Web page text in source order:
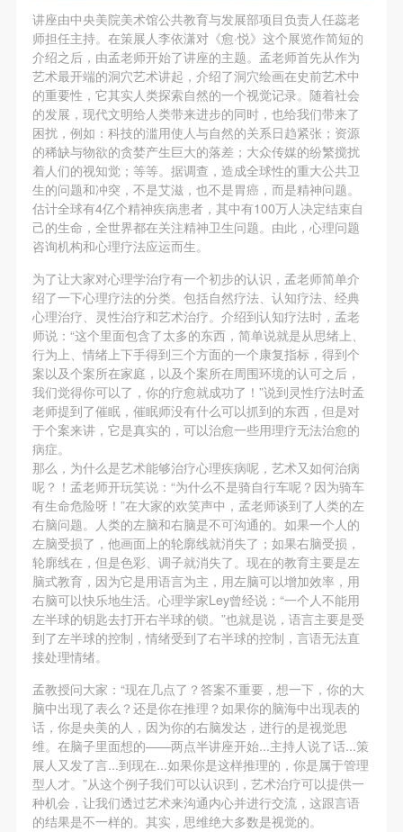
讲座由中央美院美术馆公共教育与发展部项目负责人任蕊老
师担任主持。在策展人李依潇对《愈·悦》这个展览作简短的
介绍之后，由孟老师开始了讲座的主题。孟老师首先从作为
艺术最开端的洞穴艺术讲起，介绍了洞穴绘画在史前艺术中
的重要性，它其实人类探索自然的一个视觉记录。随着社会
的发展，现代文明给人类带来进步的同时，也给我们带来了
困扰，例如：科技的滥用使人与自然的关系日趋紧张；资源
的稀缺与物欲的贪婪产生巨大的落差；大众传媒的纷繁搅扰
着人们的视知觉；等等。据调查，造成全球性的重大公共卫
生的问题和冲突，不是艾滋，也不是胃癌，而是精神问题。
估计全球有4亿个精神疾病患者，其中有100万人决定结束自
己的生命，全世界都在关注精神卫生问题。由此，心理问题
咨询机构和心理疗法应运而生。
为了让大家对心理学治疗有一个初步的认识，孟老师简单介
绍了一下心理疗法的分类。包括自然疗法、认知疗法、经典
心理治疗、灵性治疗和艺术治疗。介绍到认知疗法时，孟老
师说：“这个里面包含了太多的东西，简单说就是从思绪上、
行为上、情绪上下手得到三个方面的一个康复指标，得到个
案以及个案所在家庭，以及个案所在周围环境的认可之后，
我们觉得你可以了，你的疗愈就成功了！”说到灵性疗法时孟
老师提到了催眠，催眠师没有什么可以抓到的东西，但是对
于个案来讲，它是真实的，可以治愈一些用理疗无法治愈的
病症。
那么，为什么是艺术能够治疗心理疾病呢，艺术又如何治病
呢？！孟老师开玩笑说：“为什么不是骑自行车呢？因为骑车
有生命危险呀！”在大家的欢笑声中，孟老师谈到了人类的左
右脑问题。人类的左脑和右脑是不可沟通的。如果一个人的
左脑受损了，他画面上的轮廓线就消失了；如果右脑受损，
轮廓线在，但是色彩、调子就消失了。现在的教育主要是左
脑式教育，因为它是用语言为主，用左脑可以增加效率，用
右脑可以快乐地生活。心理学家Ley曾经说：“一个人不能用
左半球的钥匙去打开右半球的锁。”也就是说，语言主要是受
到了左半球的控制，情绪受到了右半球的控制，言语无法直
接处理情绪。
孟教授问大家：“现在几点了？答案不重要，想一下，你的大
脑中出现了表么？还是你在推理？如果你的脑海中出现表的
话，你是央美的人，因为你的右脑发达，进行的是视觉思
维。在脑子里面想的——两点半讲座开始...主持人说了话...策
展人又发了言...到现在...如果你是这样推理的，你是属于管理
型人才。”从这个例子我们可以认识到，艺术治疗可以提供一
种机会，让我们透过艺术来沟通内心并进行交流，这跟言语
的结果是不一样的。其实，思维绝大多数是视觉的。
的人身安全不负有民事及相关连带责任。
第五条
参加活动者在此次活动期间应主动遵守美术馆活动秩
序、维护美术馆场地及展示、展览、馆藏艺术作品及
衍生品的安全。活动中一旦因个人原因造成美术馆场
地、空间、艺术品、衍生品等受到不同程度的损失、
破坏。活动中任何非事故当事人及美术馆将不承担相
应的责任与损失，应由参与活动者根据相应的法律条
文、组织规定进行协商和赔偿。并追究相应的法律责
任和经济责任。
参与活动者在参与活动时应当在美术馆工作人员及活
动导师、教师指导下进行，并正确的使用活动中所涉
及到的绘画工具、创作材料及配套设备、设施，若参
与者因个人原因在使用相应绘画工具、创作材料及配
套设备、设施造成个人受伤、伤害他人及造成相应工
具、材料、设备或设施的故障或损坏。参与活动者应
当承当相应的全部责任，并主动赔偿相应的经济损
失。活动中任何非事故当事人及美术馆将不承担人身
事故的任何责任。
中央美术学院美术馆肖像权许可使用协议
根据《中华人民共和国广告法》、《中华人民共和国
民法通则》以及 最高人民法院关于贯彻执行 《中华
人民共和国民法通则》若干问题的意见（试行）>的
有关规定，为明确肖像许可方（甲方）和使用方（乙
方）的权利义务关系，经双方友好协商，甲乙双方就
带有甲方肖像的作品的使用达成如下一致协议：
一、 一般约定
（1）、甲方为本协议中的肖像权人，自愿将自己的
肖像权许可乙方作符合本协议约定和法律规定的用
途。
（2）、乙方中央美术学院美术馆是一所具有标志
性、专业性、国际化的现代公共美术馆。中央美术学
的人身安全不负有民事及相关连带责任。
第五条
参加活动者在此次活动期间应主动遵守美术馆活动秩
序、维护美术馆场地及展示、展览、馆藏艺术作品及
衍生品的安全。活动中一旦因个人原因造成美术馆场
地、空间、艺术品、衍生品等受到不同程度的损失、
破坏。活动中任何非事故当事人及美术馆将不承担相
应的责任与损失，应由参与活动者根据相应的法律条
文、组织规定进行协商和赔偿。并追究相应的法律责
任和经济责任。
参与活动者在参与活动时应当在美术馆工作人员及活
动导师、教师指导下进行，并正确的使用活动中所涉
及到的绘画工具、创作材料及配套设备、设施，若参
与者因个人原因在使用相应绘画工具、创作材料及配
套设备、设施造成个人受伤、伤害他人及造成相应工
具、材料、设备或设施的故障或损坏。参与活动者应
当承当相应的全部责任，并主动赔偿相应的经济损
失。活动中任何非事故当事人及美术馆将不承担人身
事故的任何责任。
中央美术学院美术馆肖像权许可使用协议
根据《中华人民共和国广告法》、《中华人民共和国
民法通则》以及 最高人民法院关于贯彻执行 《中华
人民共和国民法通则》若干问题的意见（试行）>的
有关规定，为明确肖像许可方（甲方）和使用方（乙
方）的权利义务关系，经双方友好协商，甲乙双方就
带有甲方肖像的作品的使用达成如下一致协议：
一、 一般约定
（1）、甲方为本协议中的肖像权人，自愿将自己的
肖像权许可乙方作符合本协议约定和法律规定的用
途。
（2）、乙方中央美术学院美术馆是一所具有标志
性、专业性、国际化的现代公共美术馆。中央美术学
的人身安全不负有民事及相关连带责任。
第五条
参加活动者在此次活动期间应主动遵守美术馆活动秩
序、维护美术馆场地及展示、展览、馆藏艺术作品及
衍生品的安全。活动中一旦因个人原因造成美术馆场
地、空间、艺术品、衍生品等受到不同程度的损失、
破坏。活动中任何非事故当事人及美术馆将不承担相
应的责任与损失，应由参与活动者根据相应的法律条
文、组织规定进行协商和赔偿。并追究相应的法律责
任和经济责任。
参与活动者在参与活动时应当在美术馆工作人员及活
动导师、教师指导下进行，并正确的使用活动中所涉
及到的绘画工具、创作材料及配套设备、设施，若参
与者因个人原因在使用相应绘画工具、创作材料及配
套设备、设施造成个人受伤、伤害他人及造成相应工
具、材料、设备或设施的故障或损坏。参与活动者应
当承当相应的全部责任，并主动赔偿相应的经济损
失。活动中任何非事故当事人及美术馆将不承担人身
事故的任何责任。
中央美术学院美术馆肖像权许可使用协议
根据《中华人民共和国广告法》、《中华人民共和国
民法通则》以及 最高人民法院关于贯彻执行 《中华
人民共和国民法通则》若干问题的意见（试行）>的
有关规定，为明确肖像许可方（甲方）和使用方（乙
方）的权利义务关系，经双方友好协商，甲乙双方就
带有甲方肖像的作品的使用达成如下一致协议：
一、 一般约定
（1）、甲方为本协议中的肖像权人，自愿将自己的
肖像权许可乙方作符合本协议约定和法律规定的用
途。
（2）、乙方中央美术学院美术馆是一所具有标志
性、专业性、国际化的现代公共美术馆。中央美术学
快捷登录 帐号密码登录
手机号码
发送验证码
手机号码将作为您的登录账号